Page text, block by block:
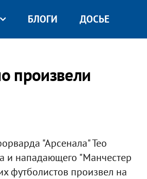
БЛОГИ ДОСЬЕ
произвели
"Арсенала" Тео
и нападающего "Манчестер
футболистов произвел на